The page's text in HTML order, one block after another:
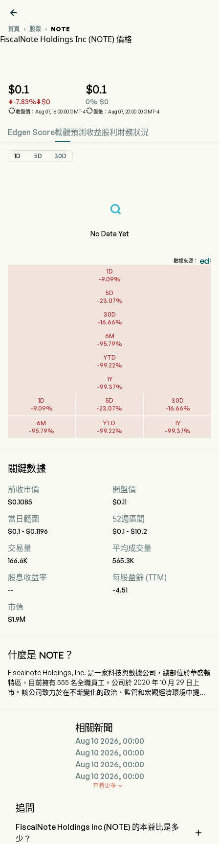

首頁  股票  NOTE
FiscalNote Holdings Inc (NOTE) 價格
$0.1
-7.83% $0
收盤價：Aug 07, 16:00:00 GMT-4
$0.1
0% $0
盤後：Aug 07, 20:00:00 GMT-4
Edgen Score概觀預測 收益股利 財務狀況
1D 5D 30D
No Data Yet
數據來源：
1D
-9.09%
5D
-23.07%
30D
-16.66%
6M
-95.79%
YTD
-99.22%
1Y
-99.37%
1D
-9.09%
5D
-23.07%
30D
-16.66%
6M
-95.79%
YTD
-99.22%
1Y
-99.37%
關鍵數據
前收市價
$0.1085
開盤價
$0.11
當日範圍
$0.1 - $0.1196
52週區間
$0.1 - $10.2
交易量
166.6K
平均成交量
565.3K
股息收益率
--
每股盈餘 (TTM)
-4.51
市值
$1.9M
什麼是 NOTE？
Fiscalnote Holdings, Inc. 是一家科技與數據公司，總部位於華盛頓
特區，目前擁有 555 名全職員工。公司於 2020 年 10 月 29 日上
市。該公司致力於在不斷變化的政治、監管和宏觀經濟環境中提供
戶管理政策變更、應對監管發展並降低政策風險。其公共政策情報
產品組合包括 PolicyNote、CQ Federal 和 Curate。公司還提供歐
盟議題追蹤器（EU Issue Tracker），為歐洲聯盟提供公共政策情
報，以及專業服務，使客戶能夠覆蓋全球 80 多個國家。公司提供倡
議平台（VoterVoice）和選民管理服務平台（Fireside），將公民
與政府代表相互連結。此外，公司亦透過 FrontierView 提供宏觀經
相關新聞
Aug 10 2026, 00:00
Aug 10 2026, 00:00
Aug 10 2026, 00:00
Aug 10 2026, 00:00

查看更多
追問
FiscalNote Holdings Inc (NOTE) 的本益比是多
少？
